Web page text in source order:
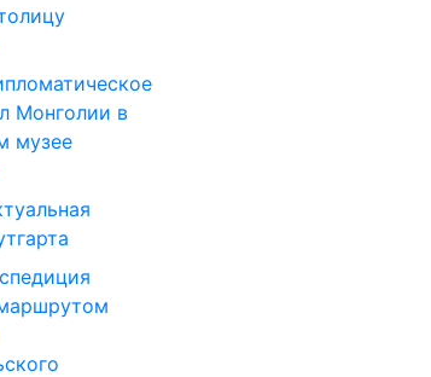
Монголии в
музее